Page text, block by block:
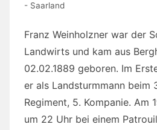
- Saarland
Franz Weinholzner war der
Landwirts und kam aus
02.02.1889 geboren. Im
er als Landsturmmann beim
Regiment, 5. Kompanie. Am
um 22 Uhr bei einem